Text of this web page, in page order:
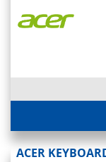
ACER